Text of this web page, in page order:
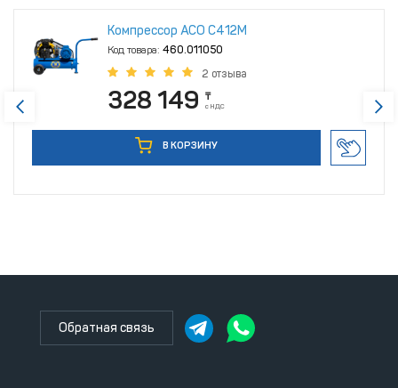
Компрессор АСО С412М
Код товара: 460.011050
2 отзыва
328 149 ₸
с НДС
В КОРЗИНУ
Обратная связь